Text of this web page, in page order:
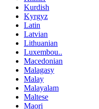
Kurdish
Kyrgyz
Latin
Latvian
Lithuanian
Luxembou..
Macedonian
Malagasy
Malay
Malayalam
Maltese
Maori